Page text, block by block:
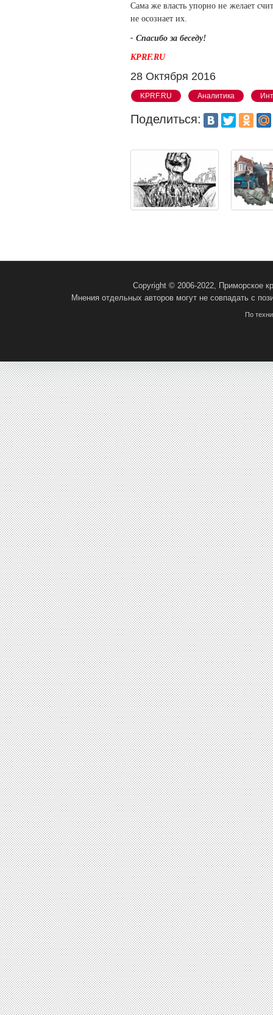
Сама же власть упорно не желает
не осознает их.
- Спасибо за беседу!
KPRF.RU
28 Октября 2016
KPRF.RU Аналитика
Поделиться:
Copyright © 2006-2022, Приморское
Мнения отдельных авторов могут не совпадать с
По